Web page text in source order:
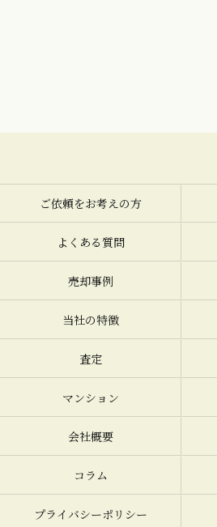
ご依頼をお考えの方
よくある質問
売却事例
当社の特徴
査定
マンション
会社概要
コラム
プライバシーポリシー